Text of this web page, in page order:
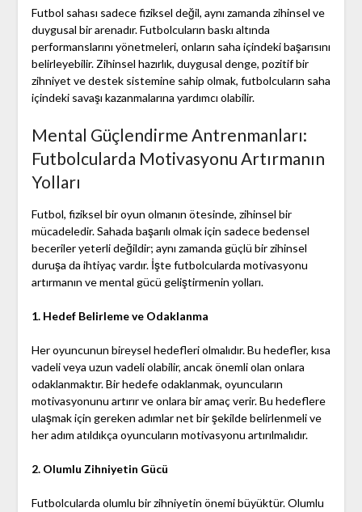
Futbol sahası sadece fiziksel değil, aynı zamanda zihinsel ve
duygusal bir arenadır. Futbolcuların baskı altında
performanslarını yönetmeleri, onların saha içindeki başarısını
belirleyebilir. Zihinsel hazırlık, duygusal denge, pozitif bir
zihniyet ve destek sistemine sahip olmak, futbolcuların saha
içindeki savaşı kazanmalarına yardımcı olabilir.
Mental Güçlendirme Antrenmanları:
Futbolcularda Motivasyonu Artırmanın
Yolları
Futbol, fiziksel bir oyun olmanın ötesinde, zihinsel bir
mücadeledir. Sahada başarılı olmak için sadece bedensel
beceriler yeterli değildir; aynı zamanda güçlü bir zihinsel
duruşa da ihtiyaç vardır. İşte futbolcularda motivasyonu
artırmanın ve mental gücü geliştirmenin yolları.
1. Hedef Belirleme ve Odaklanma
Her oyuncunun bireysel hedefleri olmalıdır. Bu hedefler, kısa
vadeli veya uzun vadeli olabilir, ancak önemli olan onlara
odaklanmaktır. Bir hedefe odaklanmak, oyuncuların
motivasyonunu artırır ve onlara bir amaç verir. Bu hedeflere
ulaşmak için gereken adımlar net bir şekilde belirlenmeli ve
her adım atıldıkça oyuncuların motivasyonu artırılmalıdır.
2. Olumlu Zihniyetin Gücü
Futbolcularda olumlu bir zihniyetin önemi büyüktür. Olumlu